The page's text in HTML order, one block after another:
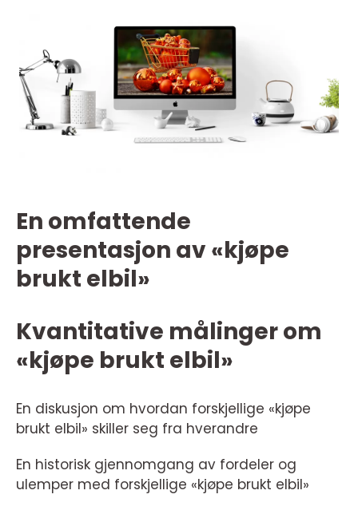
En omfattende
presentasjon av «kjøpe
brukt elbil»
Kvantitative målinger om
«kjøpe brukt elbil»
En diskusjon om hvordan forskjellige «kjøpe
brukt elbil» skiller seg fra hverandre
En historisk gjennomgang av fordeler og
ulemper med forskjellige «kjøpe brukt elbil»